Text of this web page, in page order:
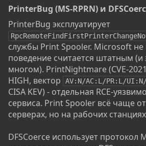
PrinterBug (MS-RPRN) и
PrinterBug эксплуатирует
службы Print Spooler. Microsoft не
поведение считается штатным (и
многом). PrintNightmare (CVE-
HIGH, вектор
AV:N/AC:L/PR:L/
CISA KEV) - отдельная RCE-
сервиса. Print Spooler всё чаще
серверах, но на рабочих
DFSCoerce использует протокол